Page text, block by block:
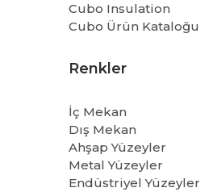
Cubo Insulation
Cubo Ürün Kataloğu
Renkler
İç Mekan
Dış Mekan
Ahşap Yüzeyler
Metal Yüzeyler
Endüstriyel Yüzeyler